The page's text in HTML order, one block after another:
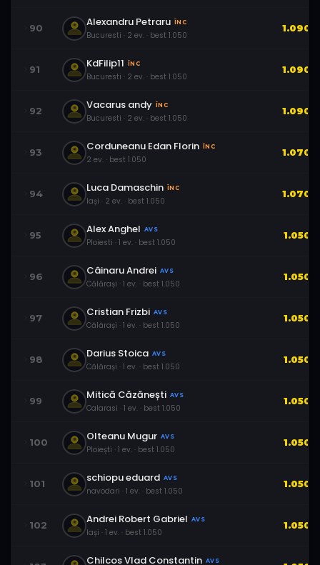
90 Alexandru Petraru ÎNC
Bucuresti · 2 ev. · best 1.050
1.090
91 KdFilip11 ÎNC
Bucuresti · 2 ev. · best 1.050
1.090
92 Vacarus andy ÎNC
Bucuresti · 2 ev. · best 1.050
1.090
93 Corduneanu Edan Florin ÎNC
2 ev. · best 1.050
1.070
94 Luca Damaschin ÎNC
Iași · 2 ev. · best 1.050
1.070
95 Alex Anghel AVS
Ploiesti · 1 ev. · best 1.050
1.050
96 Câinaru Andrei AVS
Călărași · 1 ev. · best 1.050
1.050
97 Cristian Frizbi AVS
Călărași · 1 ev. · best 1.050
1.050
98 Darius Stoica AVS
Călărași · 1 ev. · best 1.050
1.050
99 Mitică Căzănești AVS
Calarasi · 1 ev. · best 1.050
1.050
100 Olteanu Mugur AVS
Ploiești · 1 ev. · best 1.050
1.050
101 schiopu eduard AVS
navodari · 1 ev. · best 1.050
1.050
102 Andrei Robert Gabriel AVS
Iași · 1 ev. · best 1.050
1.050
Chilcos Vlad Constantin AVS